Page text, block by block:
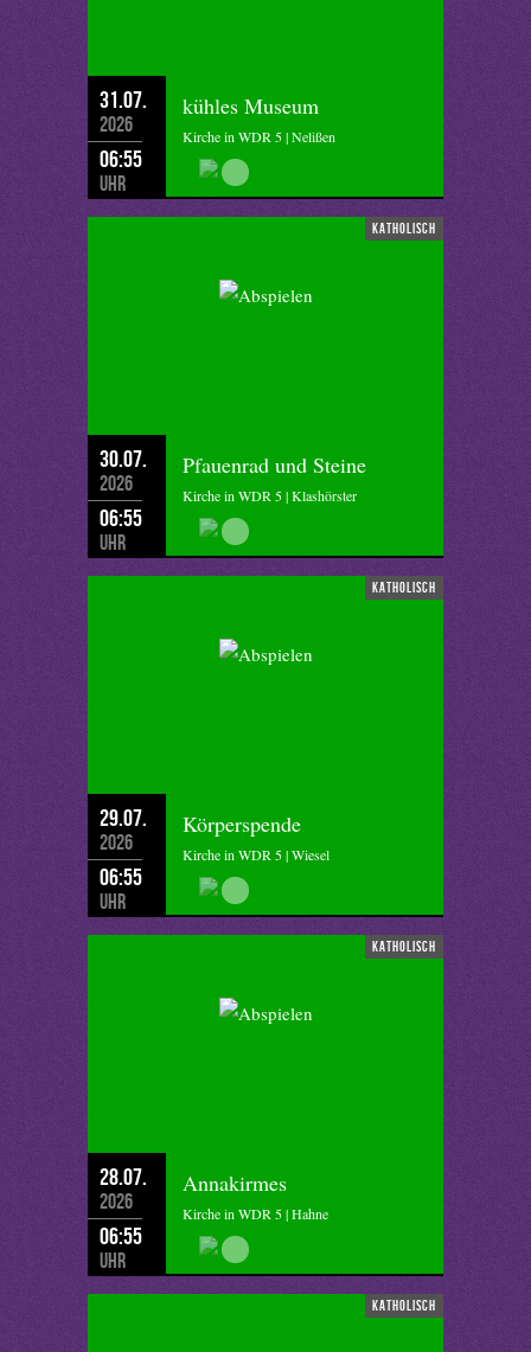
31.07.
2026
06:55
Uhr
kühles Museum
Kirche in WDR 5 | Nelißen
katholisch
30.07.
2026
06:55
Uhr
Pfauenrad und Steine
Kirche in WDR 5 | Klashörster
katholisch
29.07.
2026
06:55
Uhr
Körperspende
Kirche in WDR 5 | Wiesel
katholisch
28.07.
2026
06:55
Uhr
Annakirmes
Kirche in WDR 5 | Hahne
katholisch